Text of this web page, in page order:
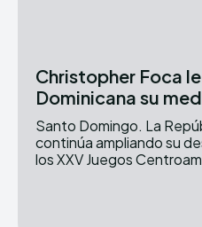
Christopher Foca
Dominicana su
Santo Domingo. La
continúa ampliando su
los XXV Juegos